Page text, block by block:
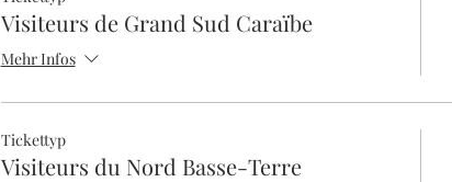
Visiteurs de Grand Sud Caraïbe
Mehr Infos
Tickettyp
Visiteurs du Nord Basse-Terre